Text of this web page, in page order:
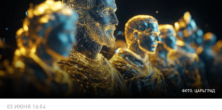
ФОТО: ЦАРЬГРАД
03 ИЮНЯ 16:04